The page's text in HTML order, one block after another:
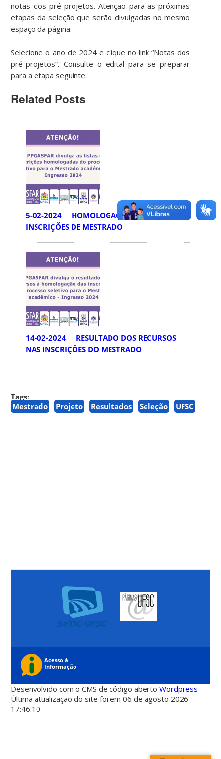
notas dos pré-projetos. Atenção para as próximas
etapas da seleção que serão divulgadas no mesmo
espaço da página.
Selecione o ano de 2024 e clique no link “Notas dos
pré-projetos”. Consulte o edital para se preparar
para a etapa seguinte.
Related Posts
5-02-2024 HOMOLOGAÇÕES DAS
INSCRIÇÕES DE MESTRADO
14-02-2024 RESULTADO DOS RECURSOS
NAS INSCRIÇÕES DO MESTRADO
Tags:
Mestrado
Projeto Resultados Seleção UFSC
Desenvolvido com o CMS de código abertoWordpress
Última atualização do site foi em 06 de agosto 2026 -
17:46:10